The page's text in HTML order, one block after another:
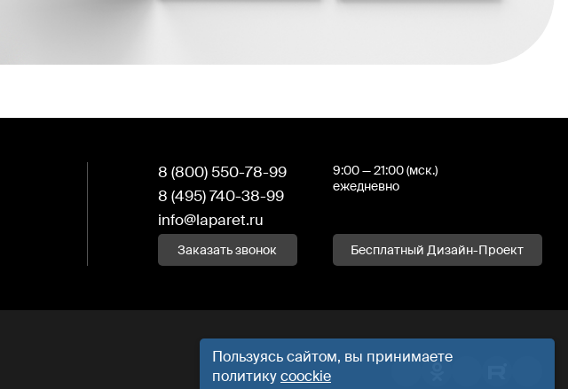
8 (800) 550-78-99
8 (495) 740-38-99
info@laparet.ru
9:00 — 21:00 (мск.)
ежедневно
Заказать звонок Бесплатный Дизайн-Проект
Пользуясь сайтом, вы принимаете
политикуcoockie